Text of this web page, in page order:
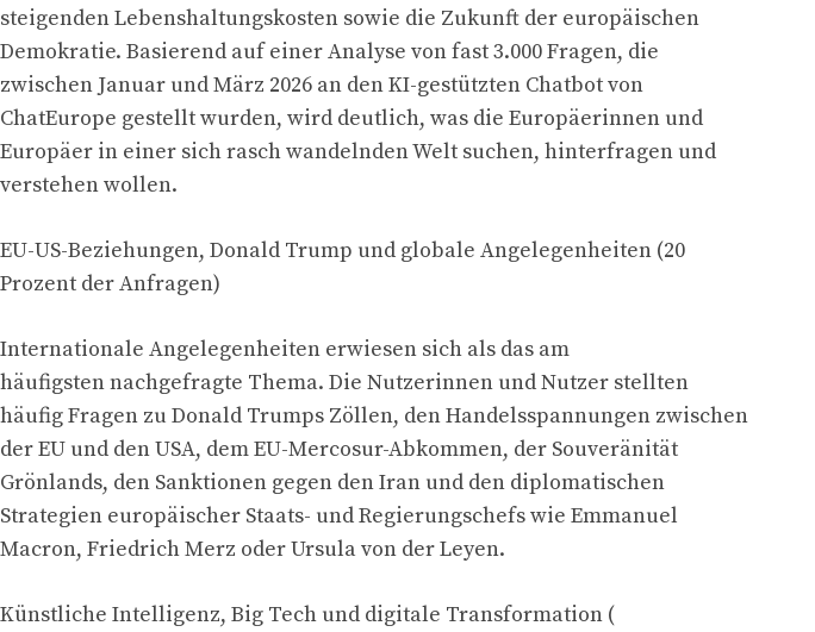
steigenden Lebenshaltungskosten sowie die Zukunft der europäischen
Demokratie. Basierend auf einer Analyse von fast 3.000 Fragen, die
zwischen Januar und März 2026 an den KI-gestützten Chatbot von
ChatEurope gestellt wurden, wird deutlich, was die Europäerinnen und
Europäer in einer sich rasch wandelnden Welt suchen, hinterfragen und
verstehen wollen.
EU-US-Beziehungen, Donald Trump und globale Angelegenheiten (20
Prozent der Anfragen)
Internationale Angelegenheiten erwiesen sich als das am
häufigsten nachgefragte Thema. Die Nutzerinnen und Nutzer stellten
häufig Fragen zu Donald Trumps Zöllen, den Handelsspannungen zwischen
der EU und den USA, dem EU-Mercosur-Abkommen, der Souveränität
Grönlands, den Sanktionen gegen den Iran und den diplomatischen
Strategien europäischer Staats- und Regierungschefs wie Emmanuel
Macron, Friedrich Merz oder Ursula von der Leyen.
Künstliche Intelligenz, Big Tech und digitale Transformation (